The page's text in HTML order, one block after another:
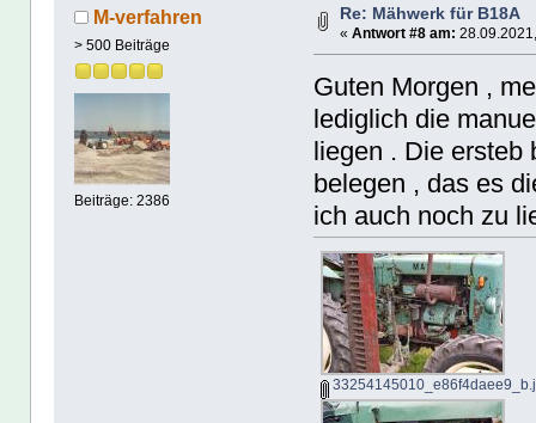
M-verfahren
> 500 Beiträge
Beiträge: 2386
Re: Mähwerk für B18A
« Antwort #8 am:
Guten Morgen ,
lediglich die
liegen . Die
belegen , das es
ich auch noch zu